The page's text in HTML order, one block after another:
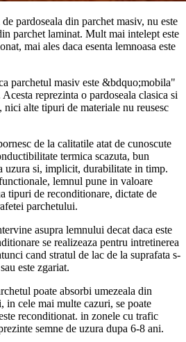
pardoseala din parchet masiv, nu este
parchet laminat. Mult mai intelept este
mai ales daca esenta lemnoasa este
parchetul masiv este &bdquo;mobila"
reprezinta o pardoseala clasica si
nici alte tipuri de materiale nu reusesc
de la calitatile atat de cunoscute
termica scazuta, bun
uzura si, implicit, durabilitate in timp.
lemnul pune in valoare
tipuri de reconditionare, dictate de
parchetului.
asupra lemnului decat daca este
se realizeaza pentru intretinerea
cand stratul de lac de la suprafata s-
este zgariat.
poate absorbi umezeala din
in cele mai multe cazuri, se poate
reconditionat. in zonele cu trafic
semne de uzura dupa 6-8 ani.